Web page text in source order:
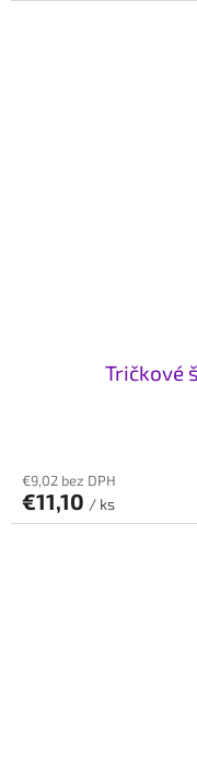
Tričkové
€9,02 bez DPH
€11,10 / ks